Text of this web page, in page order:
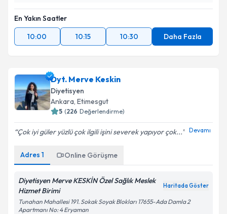
En Yakın Saatler
10:00
10:15 10:30 Daha Fazla
Dyt. Merve Keskin
Diyetisyen
Ankara, Etimesgut
5 (226 Değerlendirme)
Çok iyi güler yüzlü çok ilgili işini severek yapıyor çok... Devamı
Adres 1 Online Görüşme
Diyetisyen Merve KESKİN Özel Sağlık Meslek
Hizmet Birimi
Haritada Göster
Tunahan Mahallesi 191. Sokak Soyak Blokları 17655-Ada Damla 2
Apartmanı No: 4 Eryaman